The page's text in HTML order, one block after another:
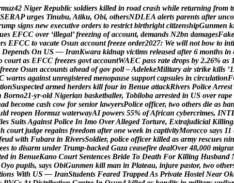
muz42 Niger Republic soldiers killed in road crash while returning from t
SERAP urges Tinubu, Atiku, Obi, othersNDLEA alerts parents after unco
ump signs new executive orders to restrict birthright citizenshipGunmen k
ues EFCC over ‘illegal’ freezing of account, demands N2bn damagesFake
rs EFCC to vacate Osun account freeze order2027: We will not bow to inti
Depends On US — IranKwara kidnap victims released after 6 months in
court as EFCC freezes govt accountWAEC pass rate drops by 2.26% as 1
freeze Osun accounts ahead of gov poll –AdelekeMilitary air strike kills ’1
warns against unregistered menopause support capsules in circulationF
tionSuspected armed herders kill four in Benue attackRivers PoliceArrest
Borno21-yr-old Nigerian basketballer, Tobiloba arrested in US over rape
ad become cash cow for senior lawyersPolice officer, two others die as ban
ld reopen Hormuz waterwayAI powers 55% ofAfrican cybercrimes, INT
les SuitsAgainst Police In Imo OverAlleged Torture, Extrajudicial Killing
h court judge regains freedom after one week in captivityMorocco says 11
eud with Fubara in RiversSoldier, police officer killed as army rescues nin
ees to disarm under Trump-backed Gaza ceasefire dealOver 48,000 migra
ed in BenueKano Court Sentences Bride To Death For Killing Husband
Oyo pupils, says ObiGunmen kill man in Plateau, injure pastor, two other
ions With US — IranStudents Feared TrappedAs Private Hostel Near Ok